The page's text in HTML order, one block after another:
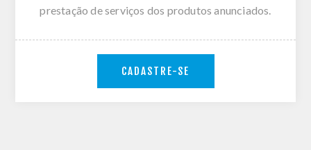
prestação de serviços dos produtos anunciados.
CADASTRE-SE